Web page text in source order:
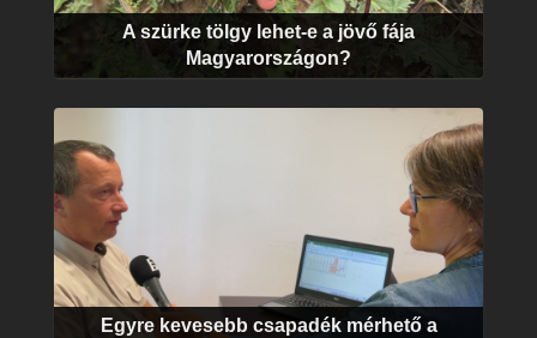
A szürke tölgy lehet-e a jövő fája
Magyarországon?
Egyre kevesebb csapadék mérhető a